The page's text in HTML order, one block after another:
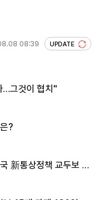
08:39 UPDATE
…그것이 협치"
?
新통상정책 교두보 활